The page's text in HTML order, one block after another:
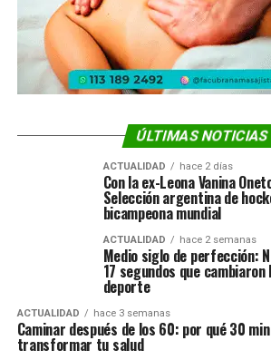
ÚLTIMAS NOTICIAS
ACTUALIDAD hace 2 días
Con la ex-Leona Vanina
Selección argentina de
bicampeona mundial
ACTUALIDAD hace 2 semanas
Medio siglo de perfección:
17 segundos que
deporte
ACTUALIDAD hace 3 semanas
Caminar después de los 60: por qué 30
transformar tu salud